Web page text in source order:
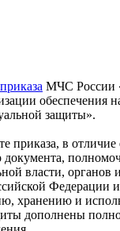
МЧС России
обеспечения
защиты».
приказа, в
документа,
власти, органов
Федерации
хранению и
дополнены